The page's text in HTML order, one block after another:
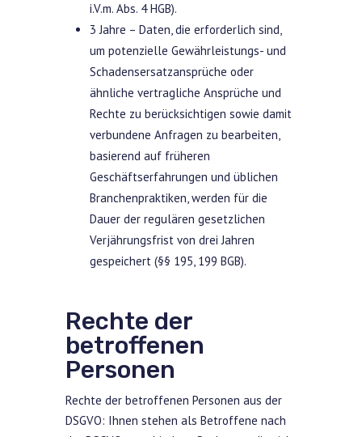
i.V.m. Abs. 4 HGB).
3 Jahre – Daten, die erforderlich sind,
um potenzielle Gewährleistungs- und
Schadensersatzansprüche oder
ähnliche vertragliche Ansprüche und
Rechte zu berücksichtigen sowie damit
verbundene Anfragen zu bearbeiten,
basierend auf früheren
Geschäftserfahrungen und üblichen
Branchenpraktiken, werden für die
Dauer der regulären gesetzlichen
Verjährungsfrist von drei Jahren
gespeichert (§§ 195, 199 BGB).
Rechte der
betroffenen
Personen
Rechte der betroffenen Personen aus der
DSGVO: Ihnen stehen als Betroffene nach